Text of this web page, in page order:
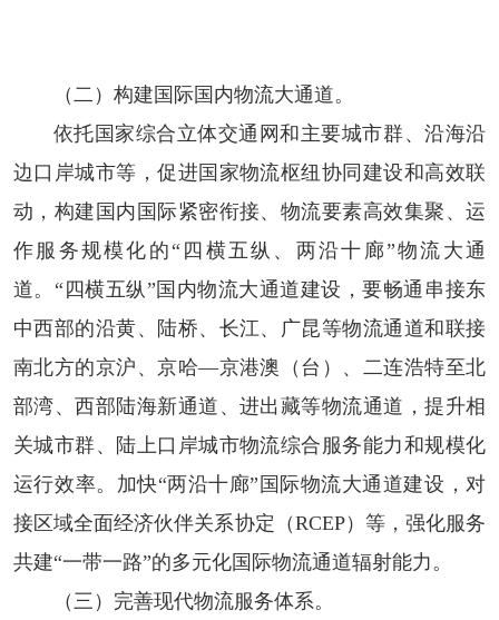
（二）构建国际国内物流大通道。
依托国家综合立体交通网和主要城市群、沿海沿
边口岸城市等，促进国家物流枢纽协同建设和高效联
动，构建国内国际紧密衔接、物流要素高效集聚、运
作服务规模化的“四横五纵、两沿十廊”物流大通
道。“四横五纵”国内物流大通道建设，要畅通串接东
中西部的沿黄、陆桥、长江、广昆等物流通道和联接
南北方的京沪、京哈—京港澳（台）、二连浩特至北
部湾、西部陆海新通道、进出藏等物流通道，提升相
关城市群、陆上口岸城市物流综合服务能力和规模化
运行效率。加快“两沿十廊”国际物流大通道建设，对
接区域全面经济伙伴关系协定（RCEP）等，强化服务
共建“一带一路”的多元化国际物流通道辐射能力。
（三）完善现代物流服务体系。